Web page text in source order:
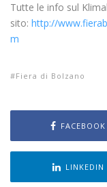
Tutte le info sul
sito: http://
m
Fiera di Bolzano
FACEBOOK
LINKEDIN